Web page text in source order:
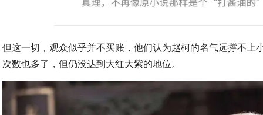
但这一切，观众似乎并不买账，他们认为赵柯的名气远撑不
次数也多了，但仍没达到大红大紫的地位。